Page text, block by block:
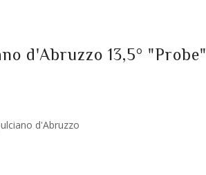
d'Abruzzo 13,5°
d'Abruzzo